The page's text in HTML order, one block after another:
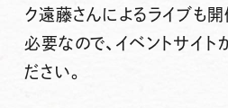
ク遠藤さんによるライブも
必要なので、イベントサイト
ださい。